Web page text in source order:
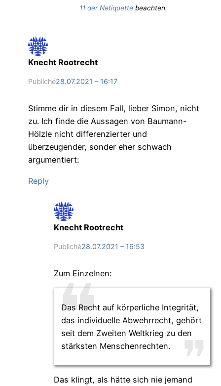
11 der Netiquettebeachten.
Knecht Rootrecht
Publiché28.07.2021 – 16:17
Stimme dir in diesem Fall, lieber Simon, nicht
zu. Ich finde die Aussagen von Baumann-
Hölzle nicht differenzierter und
überzeugender, sonder eher schwach
argumentiert:
Reply
Knecht Rootrecht
Publiché28.07.2021 – 16:53
Zum Einzelnen:
Das Recht auf körperliche Integrität,
das individuelle Abwehrrecht, gehört
seit dem Zweiten Weltkrieg zu den
stärksten Menschenrechten.
Das klingt, als hätte sich nie jemand